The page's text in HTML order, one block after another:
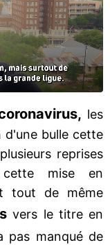
les
d'une bulle cette
reprises
mise en
tout de même
vers le titre en
pas manqué de